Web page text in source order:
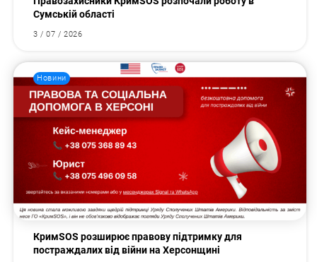
Сумській області
3 / 07 / 2026
Новини
КримSOS розширює правову підтримку для
постраждалих від війни на Херсонщині